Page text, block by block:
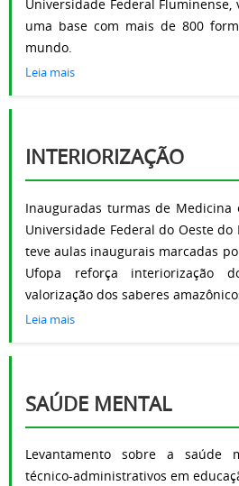
Universidade Federal Fluminense,
uma base com mais de 800
mundo.
Leia mais
INTERIORIZAÇÃO
Inauguradas turmas de Medicina
Universidade Federal do Oeste do
teve aulas inaugurais marcadas
Ufopa reforça interiorização
valorização dos saberes
Leia mais
SAÚDE MENTAL
Levantamento sobre a saúde
técnico-administrativos em